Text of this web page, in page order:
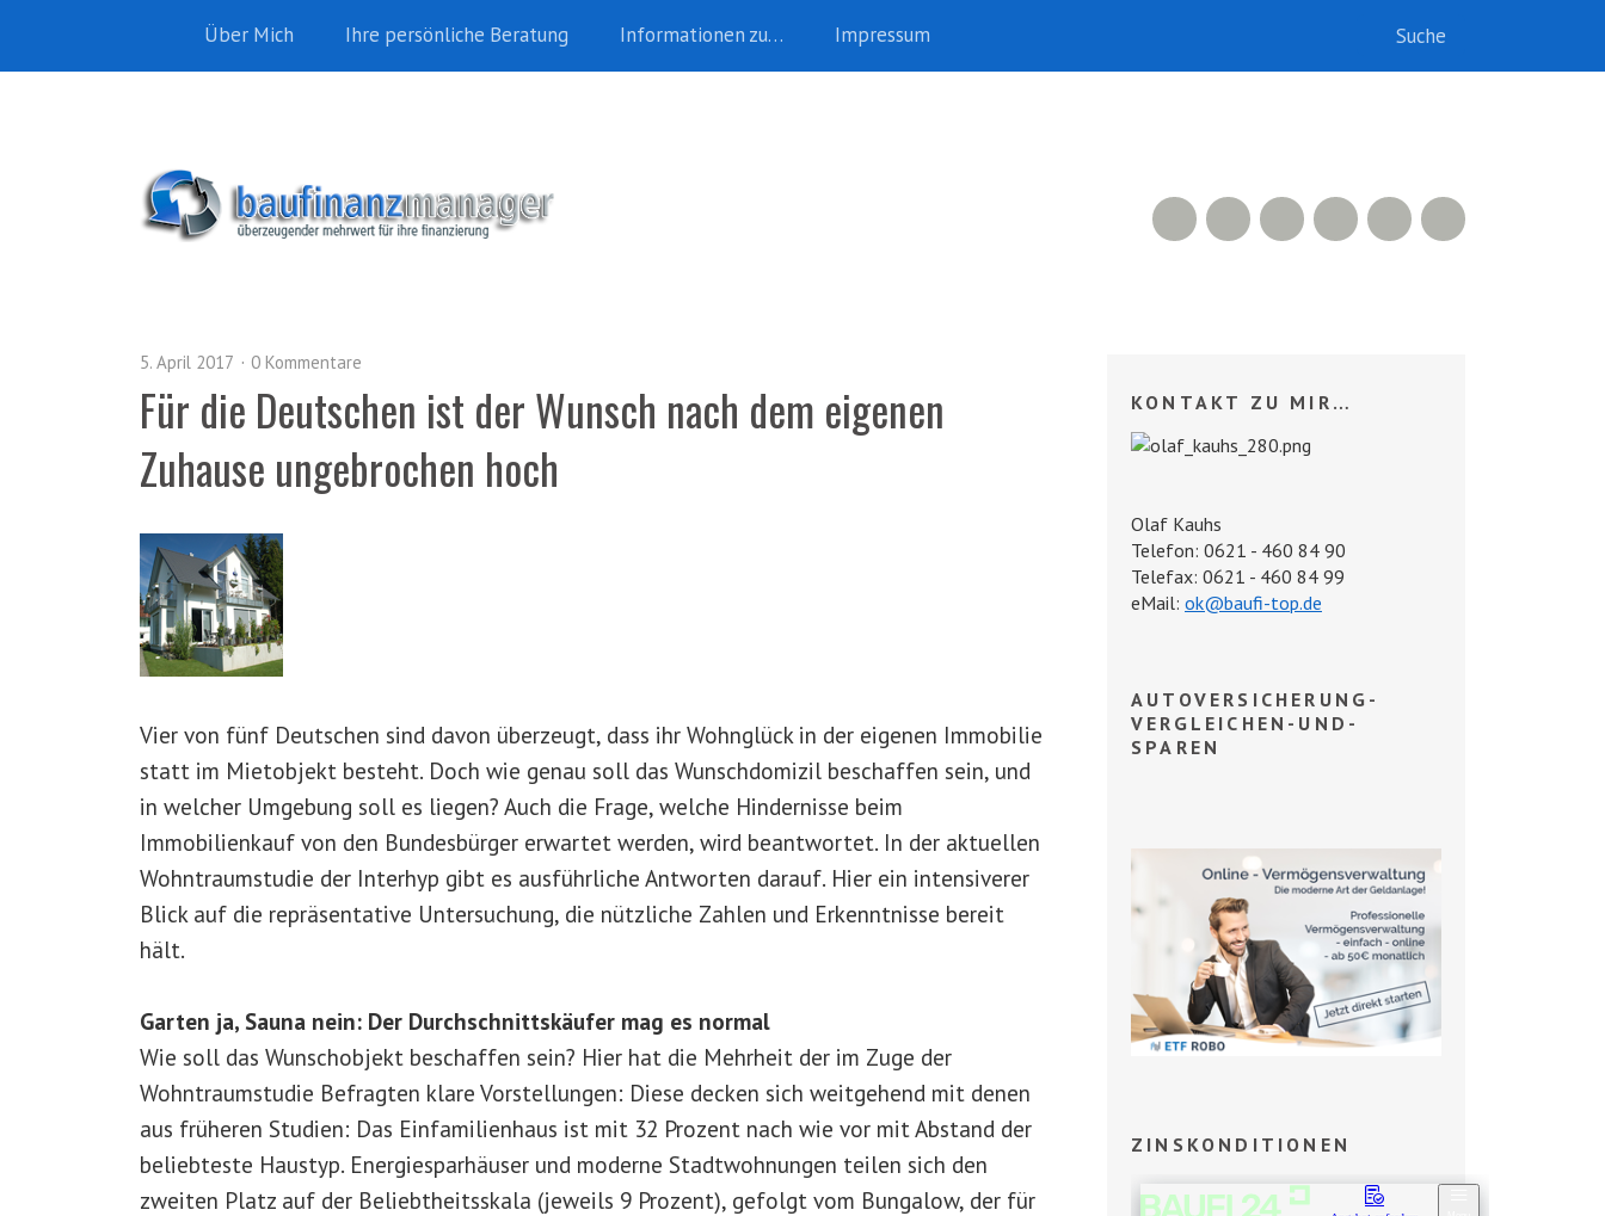
Über Mich Ihre persönliche Beratung Informationen zu… Impressum
Facebook
500px
LinkedIn
Xing
RSS Feed
5. April 2017 0 Kommentare
Für die Deutschen ist der Wunsch nach dem eigenen
Zuhause ungebrochen hoch
Vier von fünf Deutschen sind davon überzeugt, dass ihr Wohnglück in der eigenen Immobilie
statt im Mietobjekt besteht. Doch wie genau soll das Wunschdomizil beschaffen sein, und
in welcher Umgebung soll es liegen? Auch die Frage, welche Hindernisse beim
Immobilienkauf von den Bundesbürger erwartet werden, wird beantwortet. In der aktuellen
Wohntraumstudie der Interhyp gibt es ausführliche Antworten darauf. Hier ein intensiverer
Blick auf die repräsentative Untersuchung, die nützliche Zahlen und Erkenntnisse bereit
hält.
Garten ja, Sauna nein: Der Durchschnittskäufer mag es normal
Wie soll das Wunschobjekt beschaffen sein? Hier hat die Mehrheit der im Zuge der
Wohntraumstudie Befragten klare Vorstellungen: Diese decken sich weitgehend mit denen
aus früheren Studien: Das Einfamilienhaus ist mit 32 Prozent nach wie vor mit Abstand der
beliebteste Haustyp. Energiesparhäuser und moderne Stadtwohnungen teilen sich den
zweiten Platz auf der Beliebtheitsskala (jeweils 9 Prozent), gefolgt vom Bungalow, der für
KONTAKT ZU MIR…
Olaf Kauhs
Telefon: 0621 - 460 84 90
Telefax: 0621 - 460 84 99
eMail: ok@baufi-top.de
AUTOVERSICHERUNG-
VERGLEICHEN-UND-
SPAREN
ZINSKONDITIONEN